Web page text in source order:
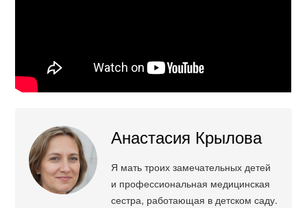
Анастасия Крылова
Я мать троих замечательных детей
и профессиональная медицинская
сестра, работающая в детском саду.